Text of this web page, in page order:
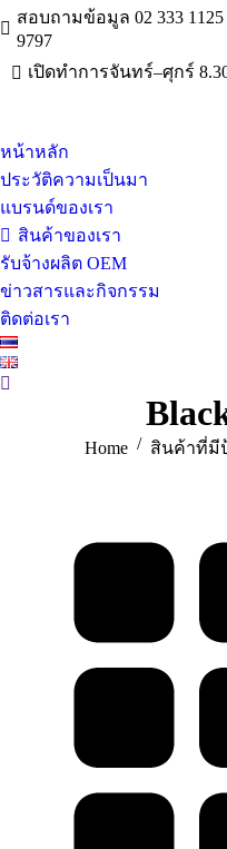
สอบถามข้อมูล 02 333 1125
9797
เปิดทำการจันทร์–ศุกร์
หน้าหลัก
ประวัติความเป็นมา
แบรนด์ของเรา
สินค้าของเรา
รับจ้างผลิต OEM
ข่าวสารและกิจกรรม
ติดต่อเรา
Search:
You are here:
Home สินค้าที่มีป้